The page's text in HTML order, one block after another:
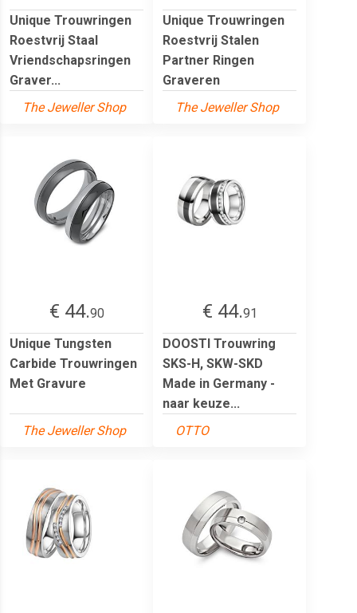
Unique Trouwringen
Roestvrij Staal
Vriendschapsringen
Graver...
The Jeweller Shop
Unique Trouwringen
Roestvrij Stalen
Partner Ringen
Graveren
The Jeweller Shop
€ 44.90
Unique Tungsten
Carbide Trouwringen
Met Gravure
The Jeweller Shop
€ 44.91
DOOSTI Trouwring
SKS-H, SKW-SKD
Made in Germany -
naar keuze...
OTTO